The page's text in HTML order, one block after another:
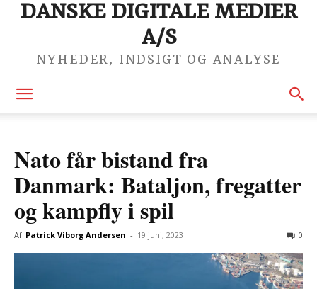
DANSKE DIGITALE MEDIER
A/S
NYHEDER, INDSIGT OG ANALYSE
Nato får bistand fra
Danmark: Bataljon, fregatter
og kampfly i spil
Af Patrick Viborg Andersen - 19 juni, 2023 0